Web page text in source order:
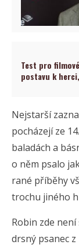
Test pro
postavu k
Nejstarší
pocházejí ze
baladách a
o něm psalo
rané příběhy
trochu jiného
Robin zde
drsný psanec